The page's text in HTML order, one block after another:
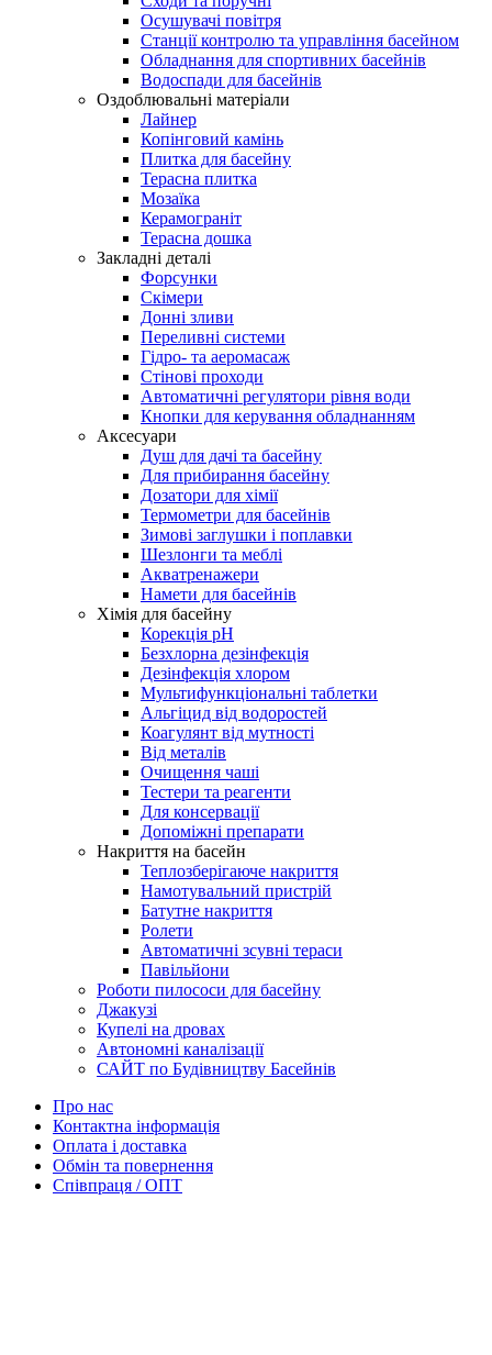
Осушувачі повітря
Станції контролю та управління басейном
Обладнання для спортивних басейнів
Водоспади для басейнів
Оздоблювальні матеріали
Лайнер
Копінговий камінь
Плитка для басейну
Терасна плитка
Мозаїка
Керамограніт
Терасна дошка
Закладні деталі
Форсунки
Скімери
Донні зливи
Переливні системи
Гідро- та аеромасаж
Стінові проходи
Автоматичні регулятори рівня води
Кнопки для керування обладнанням
Аксесуари
Душ для дачі та басейну
Для прибирання басейну
Дозатори для хімії
Термометри для басейнів
Зимові заглушки і поплавки
Шезлонги та меблі
Акватренажери
Намети для басейнів
Хімія для басейну
Корекція pH
Безхлорна дезінфекція
Дезінфекція хлором
Мультифункціональні таблетки
Альгіцид від водоростей
Коагулянт від мутності
Від металів
Очищення чаші
Тестери та реагенти
Для консервації
Допоміжні препарати
Накриття на басейн
Теплозберігаюче накриття
Намотувальний пристрій
Батутне накриття
Ролети
Автоматичні зсувні тераси
Павільйони
Роботи пилососи для басейну
Джакузі
Купелі на дровах
Автономні каналізації
САЙТ по Будівництву Басейнів
Про нас
Контактна інформація
Оплата і доставка
Обмін та повернення
Співпраця / ОПТ